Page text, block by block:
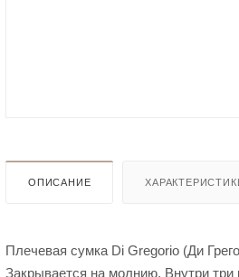
ОПИСАНИЕ
Плечевая сумка Di Gregorio (Ди
Закрывается на молнию. Внутри